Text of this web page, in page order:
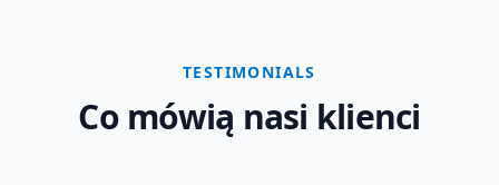
TESTIMONIALS
Co mówią nasi klienci